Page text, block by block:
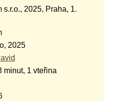
s.r.o., 2025, Praha, 1.
2025
minut, 1 vteřina